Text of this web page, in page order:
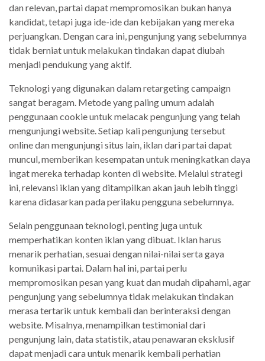
dan relevan, partai dapat mempromosikan bukan hanya
kandidat, tetapi juga ide-ide dan kebijakan yang mereka
perjuangkan. Dengan cara ini, pengunjung yang sebelumnya
tidak berniat untuk melakukan tindakan dapat diubah
menjadi pendukung yang aktif.
Teknologi yang digunakan dalam retargeting campaign
sangat beragam. Metode yang paling umum adalah
penggunaan cookie untuk melacak pengunjung yang telah
mengunjungi website. Setiap kali pengunjung tersebut
online dan mengunjungi situs lain, iklan dari partai dapat
muncul, memberikan kesempatan untuk meningkatkan daya
ingat mereka terhadap konten di website. Melalui strategi
ini, relevansi iklan yang ditampilkan akan jauh lebih tinggi
karena didasarkan pada perilaku pengguna sebelumnya.
Selain penggunaan teknologi, penting juga untuk
memperhatikan konten iklan yang dibuat. Iklan harus
menarik perhatian, sesuai dengan nilai-nilai serta gaya
komunikasi partai. Dalam hal ini, partai perlu
mempromosikan pesan yang kuat dan mudah dipahami, agar
pengunjung yang sebelumnya tidak melakukan tindakan
merasa tertarik untuk kembali dan berinteraksi dengan
website. Misalnya, menampilkan testimonial dari
pengunjung lain, data statistik, atau penawaran eksklusif
dapat menjadi cara untuk menarik kembali perhatian